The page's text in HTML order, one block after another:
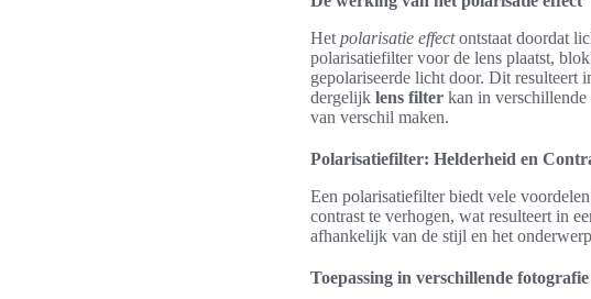
Het polarisatie effectontstaat doordat
polarisatiefilter voor de lens plaatst,
gepolariseerde licht door. Dit resulteert
dergelijk lens filter kan in verschillende
van verschil maken.
Polarisatiefilter: Helderheid en
Een polarisatiefilter biedt vele
contrast te verhogen, wat resulteert in
afhankelijk van de stijl en het
Toepassing in verschillende fotografie